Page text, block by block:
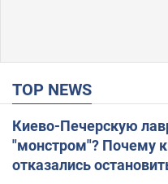
TOP NEWS
Киево-Печерскую
"монстром"? Почему
отказались